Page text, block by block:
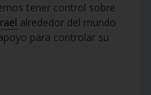
tener control sobre
alrededor del mundo
para controlar su